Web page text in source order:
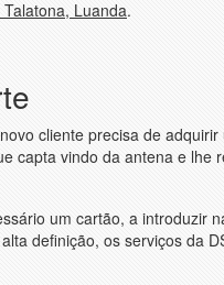
Luanda.
cliente precisa de adquirir
capta vindo da antena e
um cartão, a introduzir
definição, os serviços da